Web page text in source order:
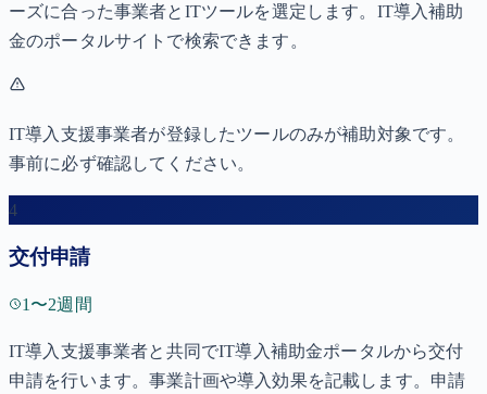
ーズに合った事業者とITツールを選定します。IT導入補助
金のポータルサイトで検索できます。
IT導入支援事業者が登録したツールのみが補助対象です。
事前に必ず確認してください。
4
交付申請
1〜2週間
IT導入支援事業者と共同でIT導入補助金ポータルから交付
申請を行います。事業計画や導入効果を記載します。申請